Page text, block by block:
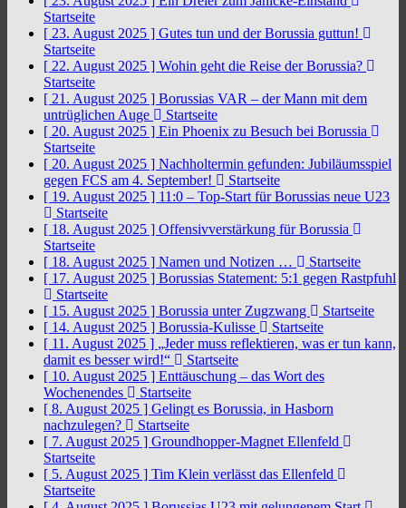
Startseite
[ 23. August 2025 ] Gutes tun und der Borussia guttun!
Startseite
[ 22. August 2025 ] Wohin geht die Reise der Borussia?
Startseite
[ 21. August 2025 ] Borussias VAR – der Mann mit dem
untrüglichen Auge
Startseite
[ 20. August 2025 ] Ein Phoenix zu Besuch bei Borussia
Startseite
[ 20. August 2025 ] Nachholtermin gefunden: Jubiläumsspiel
gegen FCS am 4. September!
Startseite
[ 19. August 2025 ] 11:0 – Top-Start für Borussias neue U23
Startseite
[ 18. August 2025 ] Offensivverstärkung für Borussia
Startseite
[ 18. August 2025 ] Namen und Notizen …
Startseite
[ 17. August 2025 ] Borussias Statement: 5:1 gegen Rastpfuhl
Startseite
[ 15. August 2025 ] Borussia unter Zugzwang
Startseite
[ 14. August 2025 ] Borussia-Kulisse
Startseite
[ 11. August 2025 ] „Jeder muss reflektieren, was er tun kann,
damit es besser wird!“
Startseite
[ 10. August 2025 ] Enttäuschung – das Wort des
Wochenendes
Startseite
[ 8. August 2025 ] Gelingt es Borussia, in Hasborn
nachzulegen?
Startseite
[ 7. August 2025 ] Groundhopper-Magnet Ellenfeld
Startseite
[ 5. August 2025 ] Tim Klein verlässt das Ellenfeld
Startseite